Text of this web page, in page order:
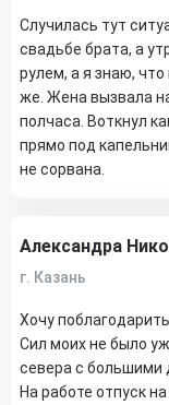
Случилась тут
свадьбе брата, а
рулем, а я знаю,
же. Жена вызвала
полчаса. Воткнул
прямо под
не сорвана.
Александра
г. Казань
Хочу
Сил моих не было
севера с большими
На работе отпуск